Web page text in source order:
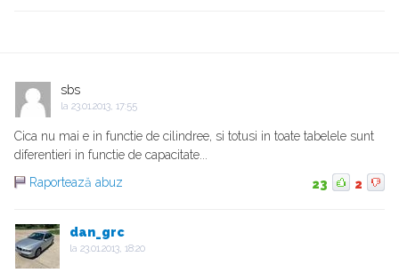
sbs
la 23.01.2013, 17:55
Cica nu mai e in functie de cilindree, si totusi in toate tabelele sunt
diferentieri in functie de capacitate...
Raportează abuz
23 2
dan_grc
la 23.01.2013, 18:20